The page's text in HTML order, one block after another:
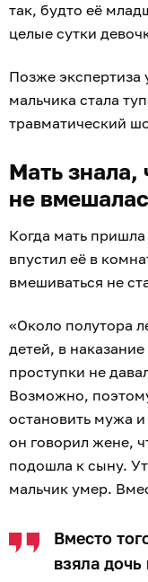
так, будто её
целые сутки
Позже экспертиза
мальчика стала
травматический
Мать знала,
не
Когда мать
впустил её в
вмешиваться не
«Около полутора
детей, в
проступки не
Возможно,
остановить мужа и
он говорил жене,
подошла к сыну.
мальчик умер.
Вместо
взяла